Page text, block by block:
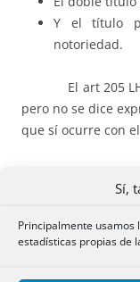
Sí,
Principalmente usamos
estadísticas propias de
Y el título
notoriedad.
El art 205 LH
pero no se dice
que sí ocurre con
complementaria
La diferencia con